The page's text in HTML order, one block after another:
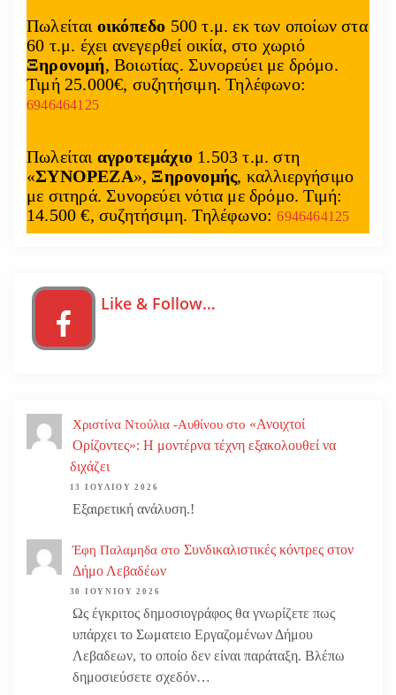
Πωλείται οικόπεδο 500 τ.μ. εκ των οποίων στα
60 τ.μ. έχει ανεγερθεί οικία, στο χωριό
Ξηρονομή, Βοιωτίας. Συνορεύει με δρόμο.
Τιμή 25.000€, συζητήσιμη. Τηλέφωνο:
6946464125
Πωλείται αγροτεμάχιο 1.503 τ.μ. στη
«ΣΥΝΟΡΕΖΑ», Ξηρονομής, καλλιεργήσιμο
με σιτηρά. Συνορεύει νότια με δρόμο. Τιμή:
14.500 €, συζητήσιμη. Τηλέφωνο:6946464125
Like & Follow…
Χριστίνα Ντούλια -Αυθίνου στο «Ανοιχτοί
Ορίζοντες»: Η μοντέρνα τέχνη εξακολουθεί να
διχάζει
13 ΙΟΥΛΊΟΥ 2026
Εξαιρετική ανάλυση.!
Έφη Παλαμηδα στο Συνδικαλιστικές κόντρες στον
Δήμο Λεβαδέων
30 ΙΟΥΝΊΟΥ 2026
Ως έγκριτος δημοσιογράφος θα γνωρίζετε πως
υπάρχει το Σωματειο Εργαζομένων Δήμου
Λεβαδεων, το οποίο δεν είναι παράταξη. Βλέπω
δημοσιεύσετε σχεδόν…